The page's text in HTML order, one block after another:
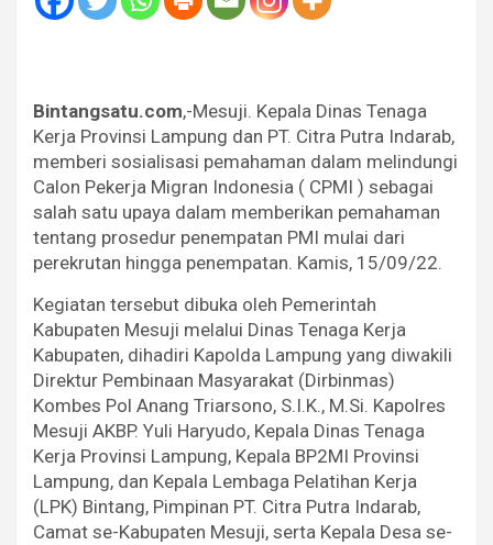
Bintangsatu.com,-Mesuji. Kepala Dinas Tenaga
Kerja Provinsi Lampung dan PT. Citra Putra Indarab,
memberi sosialisasi pemahaman dalam melindungi
Calon Pekerja Migran Indonesia ( CPMI ) sebagai
salah satu upaya dalam memberikan pemahaman
tentang prosedur penempatan PMI mulai dari
perekrutan hingga penempatan. Kamis, 15/09/22.
Kegiatan tersebut dibuka oleh Pemerintah
Kabupaten Mesuji melalui Dinas Tenaga Kerja
Kabupaten, dihadiri Kapolda Lampung yang diwakili
Direktur Pembinaan Masyarakat (Dirbinmas)
Kombes Pol Anang Triarsono, S.I.K., M.Si. Kapolres
Mesuji AKBP. Yuli Haryudo, Kepala Dinas Tenaga
Kerja Provinsi Lampung, Kepala BP2MI Provinsi
Lampung, dan Kepala Lembaga Pelatihan Kerja
(LPK) Bintang, Pimpinan PT. Citra Putra Indarab,
Camat se-Kabupaten Mesuji, serta Kepala Desa se-